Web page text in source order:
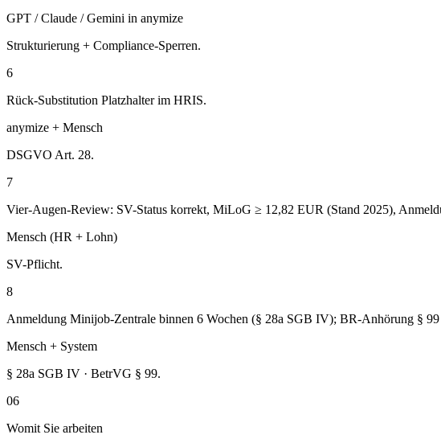
GPT / Claude / Gemini in anymize
Strukturierung + Compliance-Sperren.
6
Rück-Substitution Platzhalter im HRIS.
anymize + Mensch
DSGVO Art. 28.
7
Vier-Augen-Review: SV-Status korrekt, MiLoG ≥ 12,82 EUR (Stand 2025),
Mensch (HR + Lohn)
SV-Pflicht.
8
Anmeldung Minijob-Zentrale binnen 6 Wochen (§ 28a SGB IV); BR-Anhörung §
Mensch + System
§ 28a SGB IV · BetrVG § 99.
06
Womit Sie arbeiten